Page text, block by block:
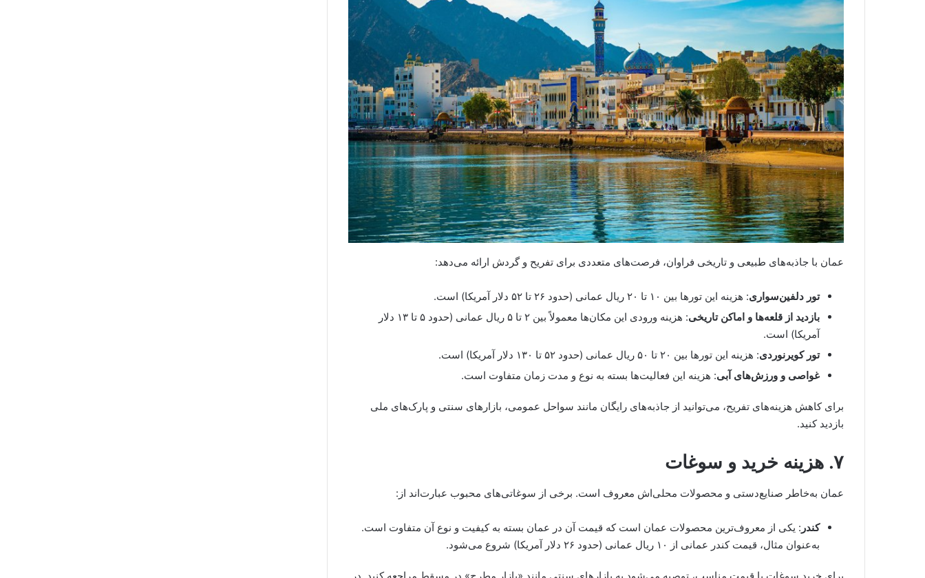
عمان با جاذبه‌های طبیعی و تاریخی فراوان، فرصت‌های متعددی برای تفریح و گردش ارائه می‌دهد:
تور دلفین‌سواری: هزینه این تورها بین ۱۰ تا ۲۰ ریال عمانی (حدود ۲۶ تا ۵۲ دلار آمریکا) است.
بازدید از قلعه‌ها و اماکن تاریخی
: هزینه ورودی این مکان‌ها معمولاً بین ۲ تا ۵ ریال عمانی (حدود ۵ تا ۱۳ دلار
آمریکا) است.
تور کویرنوردی: هزینه این تورها بین ۲۰ تا ۵۰ ریال عمانی (حدود ۵۲ تا ۱۳۰ دلار آمریکا) است.
غواصی و ورزش‌های آبی: هزینه این فعالیت‌ها بسته به نوع و مدت زمان متفاوت است.
برای کاهش هزینه‌های تفریح، می‌توانید از جاذبه‌های رایگان مانند سواحل عمومی، بازارهای سنتی و پارک‌های ملی
بازدید کنید.
۷. هزینه خرید و سوغات
عمان به‌خاطر صنایع‌دستی و محصولات محلی‌اش معروف است. برخی از سوغاتی‌های محبوب عبارت‌اند از:
کندر : یکی از معروف‌ترین محصولات عمان است که قیمت آن در عمان بسته به کیفیت و نوع آن متفاوت است.
به‌عنوان مثال، قیمت کندر عمانی از ۱۰ ریال عمانی (حدود ۲۶ دلار آمریکا) شروع می‌شود.